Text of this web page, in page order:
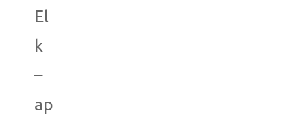
El
k
–
ap